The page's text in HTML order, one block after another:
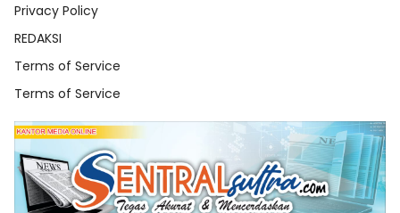
Privacy Policy
REDAKSI
Terms of Service
Terms of Service